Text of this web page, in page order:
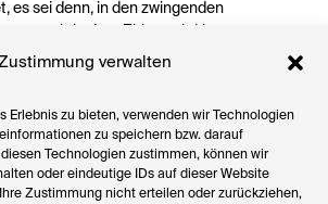
verwalten
Erlebnis zu bieten, verwenden wir Technologien
zu speichern bzw. darauf
Technologien zustimmen, können wir
oder eindeutige IDs auf dieser Website
Zustimmung nicht erteilen oder zurückziehen,
es sei denn, in den zwingenden
sofern der Inhalt nichts anderes bestimmt.
Sie bitte nicht, uns zu kontaktieren.